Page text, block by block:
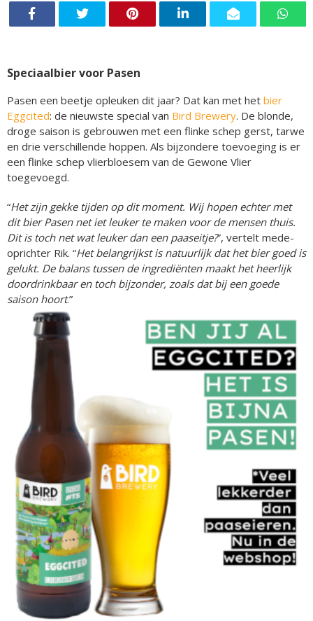
Speciaalbier voor Pasen
Pasen een beetje opleuken dit jaar? Dat kan met het bier
Eggcited: de nieuwste special van Bird Brewery. De blonde,
droge saison is gebrouwen met een flinke schep gerst, tarwe
en drie verschillende hoppen. Als bijzondere toevoeging is er
een flinke schep vlierbloesem van de Gewone Vlier
toegevoegd.
“Het zijn gekke tijden op dit moment. Wij hopen echter met
dit bier Pasen net iet leuker te maken voor de mensen thuis.
Dit is toch net wat leuker dan een paaseitje?”, vertelt mede-
oprichter Rik. “Het belangrijkst is natuurlijk dat het bier goed is
gelukt. De balans tussen de ingrediënten maakt het heerlijk
doordrinkbaar en toch bijzonder, zoals dat bij een goede
saison hoort.”